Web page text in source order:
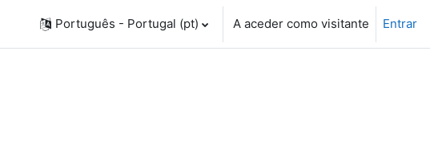
Português - Portugal ‎(pt)‎ A aceder como visitante Entrar